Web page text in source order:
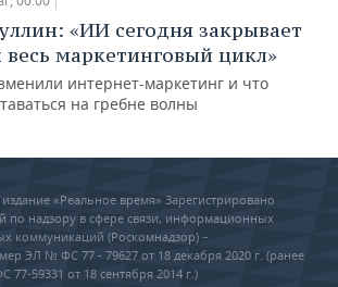
«ИИ сегодня закрывает
весь маркетинговый цикл»
интернет-маркетинг и что
на гребне волны
«Реальное время» Зарегистрировано
по надзору в сфере связи, информационных
коммуникаций (Роскомнадзор) –
ЭЛ № ФС 77 - 79627 от 18 декабря 2020 г. (ранее
77-59331 от 18 сентября 2014 г.)